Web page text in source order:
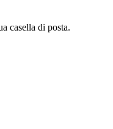
casella di posta.